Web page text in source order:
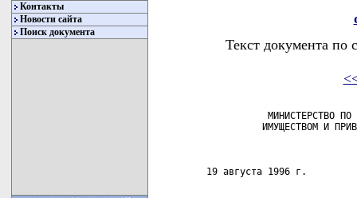
Контакты
Новости сайта
Поиск документа
Текст документа по
МИНИСТЕРСТВО ПО
ИМУЩЕСТВОМ И
19 августа 1996 г.